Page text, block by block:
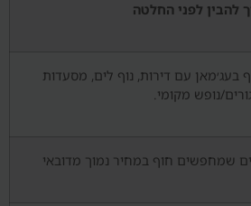
להבין לפני החלטה
בעג׳מאן עם דירות, נוף לים, מסעדות
נופש מקומי.
שמחפשים חוף במחיר נמוך מדובאי